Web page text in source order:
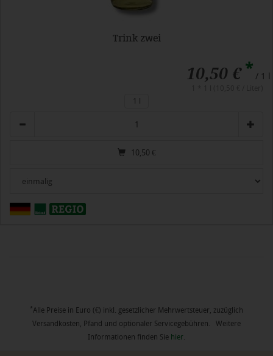
Trink zwei
10,50 €* / 1 l
1 l
10,50 €
*Alle Preise in Euro (€) inkl. gesetzlicher Mehrwertsteuer, zuzüglich
Versandkosten, Pfand und optionaler Servicegebühren. Weitere
Informationen finden Sie hier.